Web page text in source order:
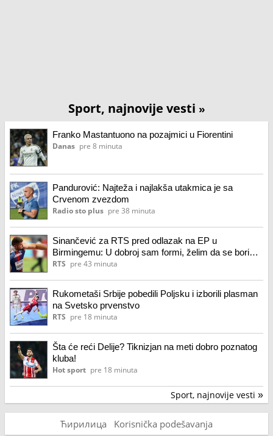
Sport, najnovije vesti »
Franko Mastantuono na pozajmici u Fiorentini
Danas pre 8 minuta
Pandurović: Najteža i najlakša utakmica je sa
Crvenom zvezdom
Radio sto plus pre 38 minuta
Sinančević za RTS pred odlazak na EP u
Birmingemu: U dobroj sam formi, želim da se borim
na visokom nivou
RTS pre 43 minuta
Rukometaši Srbije pobedili Poljsku i izborili plasman
na Svetsko prvenstvo
RTS pre 18 minuta
Šta će reći Delije? Tiknizjan na meti dobro poznatog
kluba!
Hot sport pre 18 minuta
Sport, najnovije vesti »
Ћирилица Korisnička podešavanja